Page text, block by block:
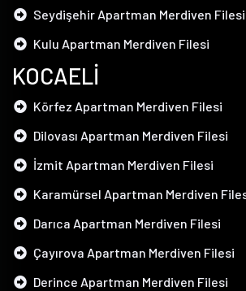
Seydişehir Apartman Merdiven Filesi
Kulu Apartman Merdiven Filesi
KOCAELİ
Körfez Apartman Merdiven Filesi
Dilovası Apartman Merdiven Filesi
İzmit Apartman Merdiven Filesi
Karamürsel Apartman Merdiven
Darıca Apartman Merdiven Filesi
Çayırova Apartman Merdiven Filesi
Derince Apartman Merdiven Filesi